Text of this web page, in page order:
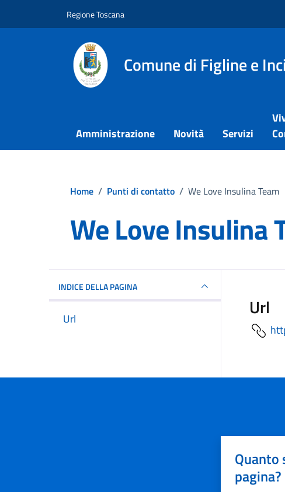
Regione Toscana
Comune di Figline e
Amministrazione Novità Servizi
Home / Punti di contatto / We Love Insulina Team
We Love Insulina
INDICE DELLA PAGINA
Url Url
Quanto
pagina?